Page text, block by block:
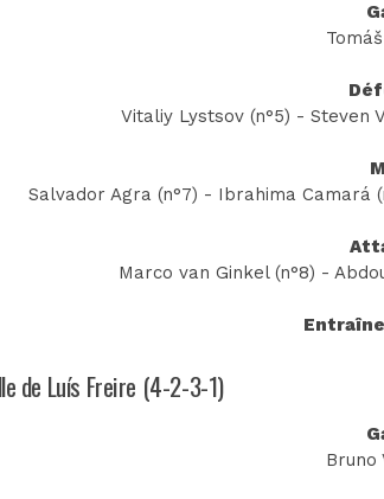
Vitaliy Lystsov (n°5) - Steven
Salvador Agra (n°7) - Ibrahima Camará
Marco van Ginkel (n°8) -
de Luís Freire (4-2-3-1)
Bruno